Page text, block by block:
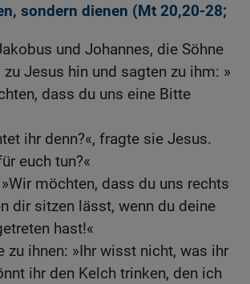
sondern dienen (Mt 20,20-28;
und Johannes, die Söhne
Jesus hin und sagten zu ihm: »
dass du uns eine Bitte
ihr denn?«, fragte sie Jesus.
euch tun?«
möchten, dass du uns rechts
dir sitzen lässt, wenn du deine
hast!«
zu ihnen: »Ihr wisst nicht, was ihr
ihr den Kelch trinken, den ich